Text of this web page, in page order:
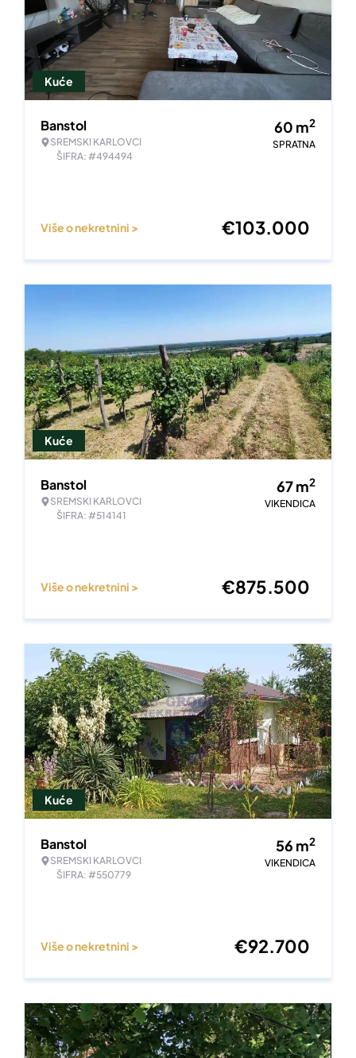
Kuće
Banstol
SREMSKI KARLOVCI
ŠIFRA: #494494
60 m2
SPRATNA
Više o nekretnini > €103.000
Kuće
Banstol
SREMSKI KARLOVCI
ŠIFRA: #514141
67m2
VIKENDICA
Više o nekretnini > €875.500
Kuće
Banstol
SREMSKI KARLOVCI
ŠIFRA: #550779
56 m2
VIKENDICA
Više o nekretnini > €92.700